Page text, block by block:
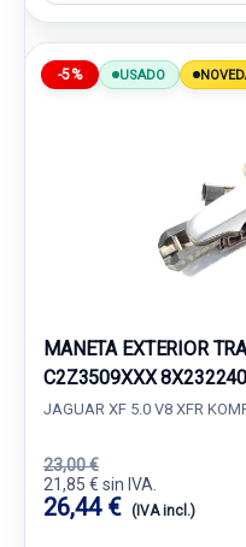
-5% USADO
MANETA EXTERIOR
C2Z3509XXX
JAGUAR XF 5.0 V8 XFR
23,00 €
21,85 € sin IVA.
26,44 € (IVA incl.)